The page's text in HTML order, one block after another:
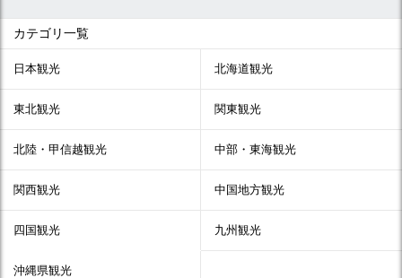
カテゴリ一覧
日本観光 北海道観光
東北観光 関東観光
北陸・甲信越観光 中部・東海観光
関西観光 中国地方観光
四国観光 九州観光
沖縄県観光